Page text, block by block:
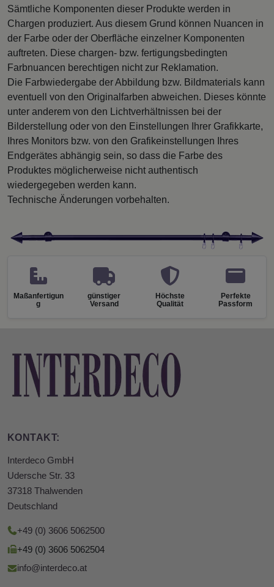
Sämtliche Komponenten dieser Produkte werden in
Chargen produziert. Aus diesem Grund können Nuancen in
der Farbe oder der Oberfläche einzelner Komponenten
auftreten. Diese chargen- bzw. fertigungsbedingten
Farbnuancen berechtigen nicht zur Reklamation.
Die Farbwiedergabe der Abbildung bzw. Bildmaterials kann
eventuell von den Originalfarben abweichen. Dieses könnte
unter anderem von den Lichtverhältnissen bei der
Bilderstellung oder von den Einstellungen Ihrer Grafikkarte,
Ihres Monitors bzw. von den Grafikeinstellungen Ihres
Endgerätes abhängig sein, so dass die Farbe des
Produktes möglicherweise nicht authentisch
wiedergegeben werden kann.
Technische Änderungen vorbehalten.
Maßanfertigun
g
günstiger
Versand
Höchste
Qualität
Perfekte
Passform
KONTAKT:
Interdeco GmbH
Udersche Str. 33
37318 Thalwenden
Deutschland
+49 (0) 3606 5062500
+49 (0) 3606 5062504
info@interdeco.at